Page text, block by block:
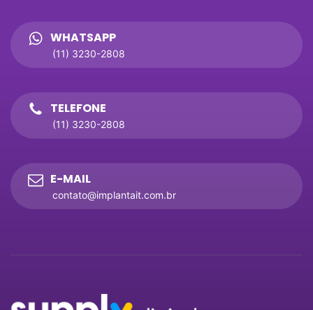
WHATSAPP
(11) 3230-2808
TELEFONE
(11) 3230-2808
E-MAIL
contato@implantait.com.br